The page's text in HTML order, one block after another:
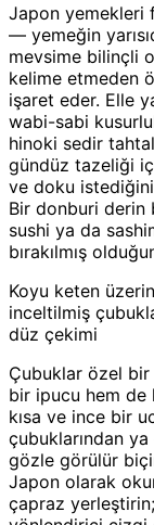
Japon yemekleri
— yemeğin
mevsime bilinçli
kelime etmeden
işaret eder. Elle
wabi-sabi
hinoki sedir
gündüz tazeliği
ve doku
Bir donburi derin
sushi ya da
bırakılmış
Koyu keten
inceltilmiş
düz çekimi
Çubuklar özel
bir ipucu hem de
kısa ve ince bir
çubuklarından
gözle görülür
Japon olarak
çapraz